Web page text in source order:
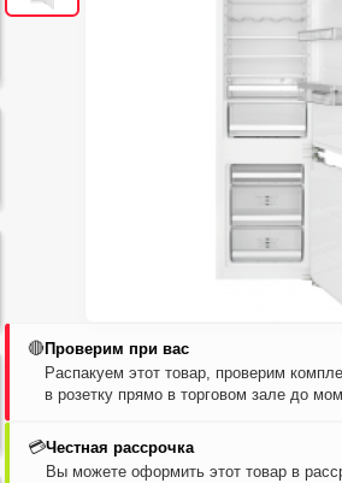
🔴Проверим при вас
Распакуем этот товар, проверим
в розетку прямо в торговом зале до
💳Честная рассрочка
Вы можете оформить этот товар в